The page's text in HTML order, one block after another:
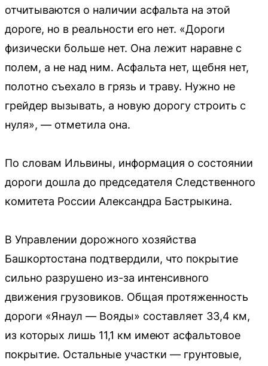
отчитываются о наличии асфальта на этой
дороге, но в реальности его нет. «Дороги
физически больше нет. Она лежит наравне с
полем, а не над ним. Асфальта нет, щебня нет,
полотно съехало в грязь и траву. Нужно не
грейдер вызывать, а новую дорогу строить с
нуля», — отметила она.
По словам Ильвины, информация о состоянии
дороги дошла до председателя Следственного
комитета России Александра Бастрыкина.
В Управлении дорожного хозяйства
Башкортостана подтвердили, что покрытие
сильно разрушено из-за интенсивного
движения грузовиков. Общая протяженность
дороги «Янаул — Вояды» составляет 33,4 км,
из которых лишь 11,1 км имеют асфальтовое
покрытие. Остальные участки — грунтовые,